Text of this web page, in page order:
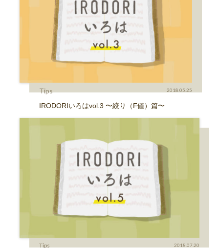
Tips 2018.05.25
IRODORIいろはvol.3 〜絞り（F値）篇〜
Tips 2018.07.20